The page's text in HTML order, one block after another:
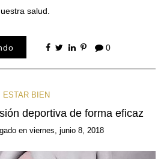
salud.
0
ESTAR BIEN
deportiva de forma eficaz
en viernes, junio 8, 2018